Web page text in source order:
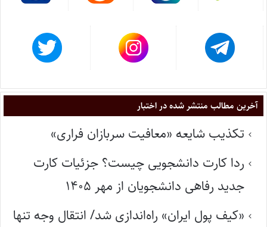
آخرین مطالب منتشر شده در اختبار
تکذیب شایعه «معافیت سربازان فراری»
ردا کارت دانشجویی چیست؟ جزئیات کارت
جدید رفاهی دانشجویان از مهر ۱۴۰۵
«کیف پول ایران» راه‌اندازی شد/ انتقال وجه تنها